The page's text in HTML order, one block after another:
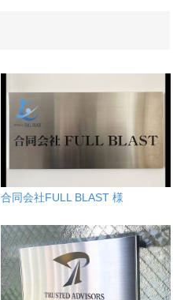
合同会社FULL BLAST 様